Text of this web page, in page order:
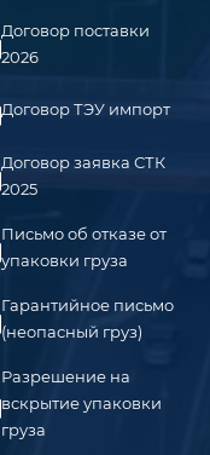
Договор поставки
2026
Договор ТЭУ импорт
Договор заявка СТК
2025
Письмо об отказе от
упаковки груза
Гарантийное письмо
(неопасный груз)
Разрешение на
вскрытие упаковки
груза